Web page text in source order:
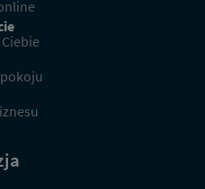
Nr mieszkania
OFERTY